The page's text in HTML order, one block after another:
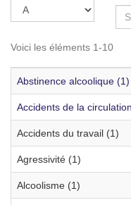
Voici les éléments 1-10
Abstinence alcoolique (1)
Accidents de la
Accidents du travail (1)
Agressivité (1)
Alcoolisme (1)